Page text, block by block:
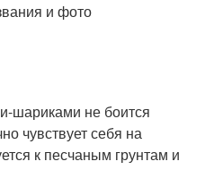
шариками не боится
чувствует себя на
к песчаным грунтам и